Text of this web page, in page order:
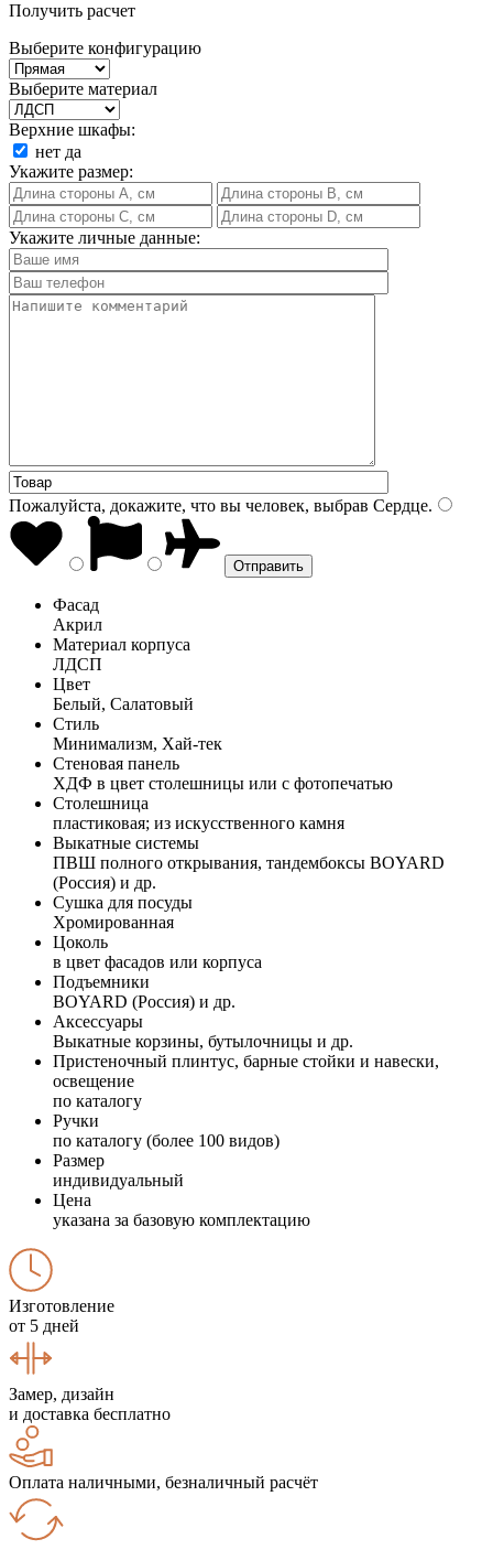
Получить расчет
Выберите конфигурацию
Выберите материал
Верхние шкафы:
нет да
Укажите размер:
Укажите личные данные:
Пожалуйста, докажите, что вы человек, выбрав Сердце.
Фасад
Акрил
Материал корпуса
ЛДСП
Цвет
Белый, Салатовый
Стиль
Минимализм, Хай-тек
Стеновая панель
ХДФ в цвет столешницы или с фотопечатью
Столешница
пластиковая; из искусственного камня
Выкатные системы
ПВШ полного открывания, тандембоксы BOYARD
(Россия) и др.
Сушка для посуды
Хромированная
Цоколь
в цвет фасадов или корпуса
Подъемники
BOYARD (Россия) и др.
Аксессуары
Выкатные корзины, бутылочницы и др.
Пристеночный плинтус, барные стойки и навески,
освещение
по каталогу
Ручки
по каталогу (более 100 видов)
Размер
индивидуальный
Цена
указана за базовую комплектацию
Изготовление
от 5 дней
Замер, дизайн
и доставка бесплатно
Оплата наличными, безналичный расчёт